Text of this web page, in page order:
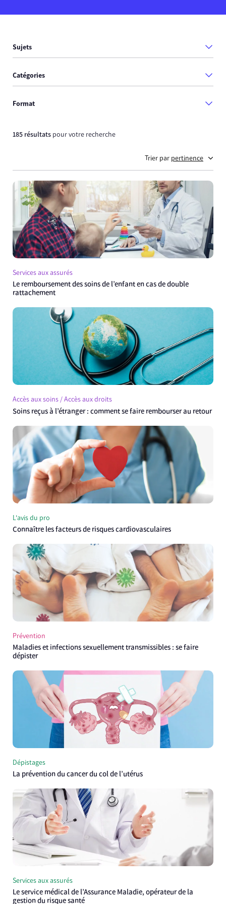
Sujets
Catégories
Format
185 résultats pour votre recherche
Trier par pertinence
Services aux assurés
Le remboursement des soins de l’enfant en cas de double
rattachement
Accès aux soins / Accès aux droits
Soins reçus à l’étranger : comment se faire rembourser au retour
L'avis du pro
Connaître les facteurs de risques cardiovasculaires
Prévention
Maladies et infections sexuellement transmissibles : se faire
dépister
Dépistages
La prévention du cancer du col de l’utérus
Services aux assurés
Le service médical de l’Assurance Maladie, opérateur de la
gestion du risque santé